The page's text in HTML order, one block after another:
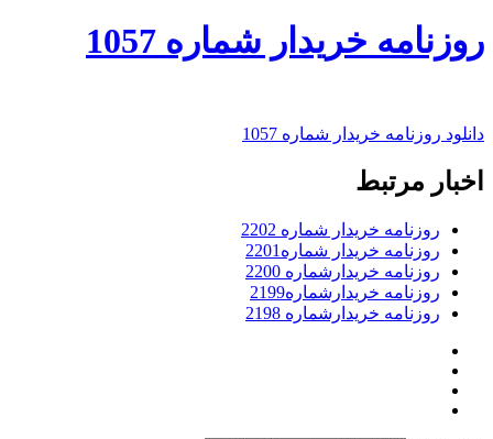
روزنامه خریدار شماره 1057
دانلود روزنامه خریدار شماره 1057
اخبار مرتبط
روزنامه خریدار شماره 2202
روزنامه خریدار شماره2201
روزنامه خریدارشماره 2200
روزنامه خریدارشماره2199
روزنامه خریدارشماره 2198